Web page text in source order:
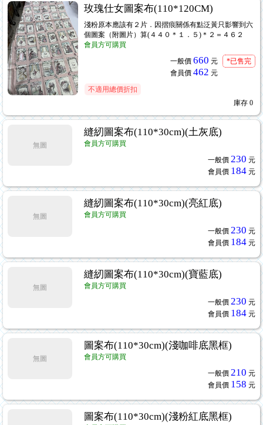
玫瑰仕女圖案布(110*120CM)
淺粉原本應該有２片．因摺痕關係有點泛黃只影響到六
個圖案（附圖片）算(４４０＊１．５)＊２＝４６２
會員方可購買
一般價 660 元
會員價 462 元
*已售完
不適用總價折扣
庫存 0
無圖
縫紉圖案布(110*30cm)(土灰底)
會員方可購買
一般價 230 元
會員價 184 元
無圖
縫紉圖案布(110*30cm)(亮紅底)
會員方可購買
一般價 230 元
會員價 184 元
無圖
縫紉圖案布(110*30cm)(寶藍底)
會員方可購買
一般價 230 元
會員價 184 元
無圖
圖案布(110*30cm)(淺咖啡底黑框)
會員方可購買
一般價 210 元
會員價 158 元
圖案布(110*30cm)(淺粉紅底黑框)